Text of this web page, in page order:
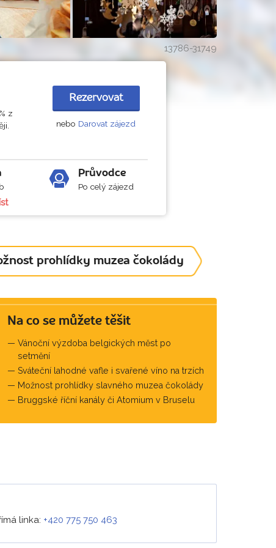
13786-31749
z
Rezervovat
nebo Darovat zájezd
Průvodce
Po celý zájezd
prohlídky muzea čokolády
Na co se můžete těšit
Vánoční výzdoba belgických měst po
setmění
Sváteční lahodné vafle i svařené víno na trzích
Možnost prohlídky slavného muzea čokolády
Bruggské říční kanály či Atomium v Bruselu
linka: +420 775 750 463